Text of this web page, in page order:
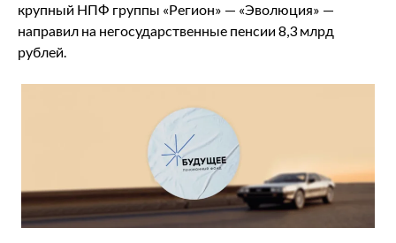
крупный НПФ группы «Регион» — «Эволюция» —
направил на негосударственные пенсии 8,3 млрд
рублей.